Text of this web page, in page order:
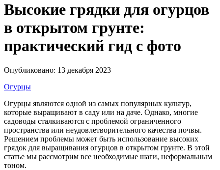
Высокие грядки для огурцов
в открытом грунте:
практический гид с фото
Опубликовано: 13 декабря 2023
Огурцы
Огурцы являются одной из самых популярных культур,
которые выращивают в саду или на даче. Однако, многие
садоводы сталкиваются с проблемой ограниченного
пространства или неудовлетворительного качества почвы.
Решением проблемы может быть использование высоких
грядок для выращивания огурцов в открытом грунте. В этой
статье мы рассмотрим все необходимые шаги, неформальным
тоном.